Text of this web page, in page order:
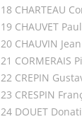
18 CHARTEAU
19 CHAUVET
20 CHAUVIN
21 CORMERAIS
22 CREPIN
23 CRESPIN
24 DOUET